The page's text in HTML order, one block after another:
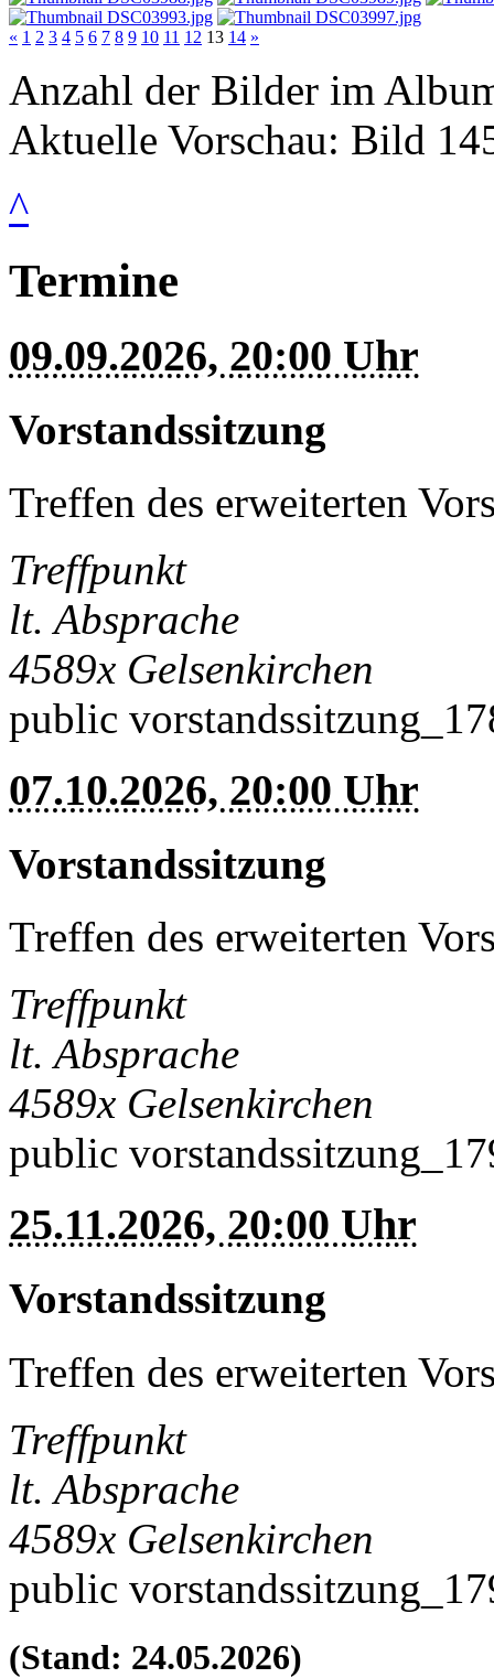
« 1 2 3 4 5 6 7 8 9 10 11 12 13 14 »
Anzahl der Bilder im
Aktuelle Vorschau: Bild
^
Termine
09.09.2026, 20:00 Uhr
Vorstandssitzung
Treffen des erweiterten
Treffpunkt
lt. Absprache
4589x Gelsenkirchen
public
07.10.2026, 20:00 Uhr
Vorstandssitzung
Treffen des erweiterten
Treffpunkt
lt. Absprache
4589x Gelsenkirchen
public
25.11.2026, 20:00 Uhr
Vorstandssitzung
Treffen des erweiterten
Treffpunkt
lt. Absprache
4589x Gelsenkirchen
public
(Stand: 24.05.2026)